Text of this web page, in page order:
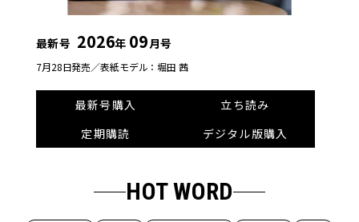
最新号 2026年 09月号
7月28日発売／表紙モデル：堀田 茜
最新号購入
立ち読み
定期購読
デジタル版購入
HOT WORD